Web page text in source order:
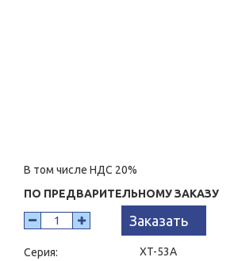
В том числе НДС 20%
ПО ПРЕДВАРИТЕЛЬНОМУ ЗАКАЗУ
Заказать
Серия:
XT-53A